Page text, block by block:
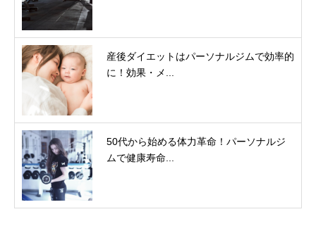
産後ダイエットはパーソナルジムで効率的
に！効果・メ...
50代から始める体力革命！パーソナルジ
ムで健康寿命...